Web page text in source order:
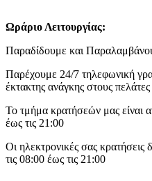
Ωράριο Λειτουργίας:
Παραδίδουμε και
Παρέχουμε 24/7 τηλεφωνική
έκτακτης ανάγκης στους
Το τμήμα κρατήσεών μας είναι
έως τις 21:00
Οι ηλεκτρονικές σας κρατήσεις
τις 08:00 έως τις 21:00